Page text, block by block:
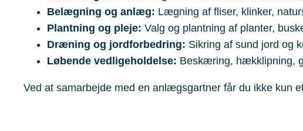
Belægning og anlæg: Lægning af fliser, klinker,
Plantning og pleje: Valg og plantning af planter,
Dræning og jordforbedring: Sikring af sund jord og
Løbende vedligeholdelse: Beskæring, hækklipning,
Ved at samarbejde med en anlægsgartner får du ikke kun